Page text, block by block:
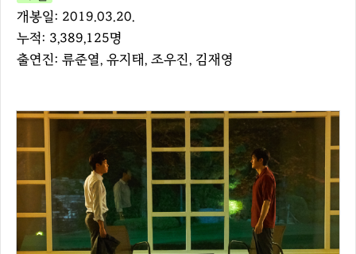
개봉일: 2019.03.20.
누적: 3,389,125명
출연진: 류준열, 유지태, 조우진, 김재영